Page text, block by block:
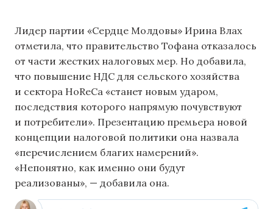
Лидер партии «Сердце Молдовы» Ирина Влах
отметила, что правительство Тофана отказалось
от части жестких налоговых мер. Но добавила,
что повышение НДС для сельского хозяйства
и сектора HoReCa «станет новым ударом,
последствия которого напрямую почувствуют
и потребители». Презентацию премьера новой
концепции налоговой политики она назвала
«перечислением благих намерений».
«Непонятно, как именно они будут
реализованы», — добавила она.